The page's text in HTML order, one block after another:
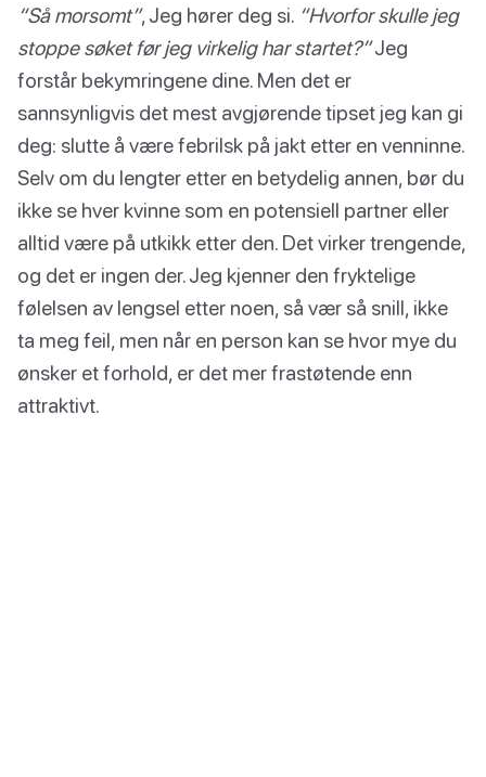
“Så morsomt”, Jeg hører deg si. “Hvorfor skulle jeg
stoppe søket før jeg virkelig har startet?”Jeg
forstår bekymringene dine. Men det er
sannsynligvis det mest avgjørende tipset jeg kan gi
deg: slutte å være febrilsk på jakt etter en venninne.
Selv om du lengter etter en betydelig annen, bør du
ikke se hver kvinne som en potensiell partner eller
alltid være på utkikk etter den. Det virker trengende,
og det er ingen der. Jeg kjenner den fryktelige
følelsen av lengsel etter noen, så vær så snill, ikke
ta meg feil, men når en person kan se hvor mye du
ønsker et forhold, er det mer frastøtende enn
attraktivt.